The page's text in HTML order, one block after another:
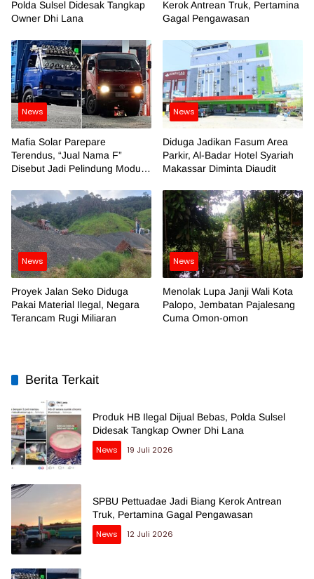
Polda Sulsel Didesak Tangkap
Owner Dhi Lana
Kerok Antrean Truk, Pertamina
Gagal Pengawasan
News
Mafia Solar Parepare
Terendus, “Jual Nama F”
Disebut Jadi Pelindung Modus
News
Diduga Jadikan Fasum Area
Parkir, Al-Badar Hotel Syariah
Makassar Diminta Diaudit
News
Proyek Jalan Seko Diduga
Pakai Material Ilegal, Negara
Terancam Rugi Miliaran
News
Menolak Lupa Janji Wali Kota
Palopo, Jembatan Pajalesang
Cuma Omon-omon
Berita Terkait
Produk HB Ilegal Dijual Bebas, Polda Sulsel
Didesak Tangkap Owner Dhi Lana
News
19 Juli 2026
SPBU Pettuadae Jadi Biang Kerok Antrean
Truk, Pertamina Gagal Pengawasan
News
12 Juli 2026